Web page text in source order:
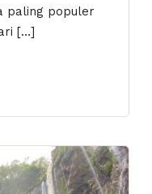
paling populer
[…]